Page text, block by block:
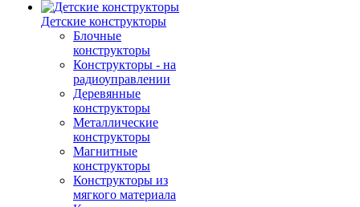
Детские конструкторы
Блочные
конструкторы
Конструкторы - на
радиоуправлении
Деревянные
конструкторы
Металлические
конструкторы
Магнитные
конструкторы
Конструкторы из
мягкого материала